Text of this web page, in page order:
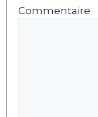
Commentaire